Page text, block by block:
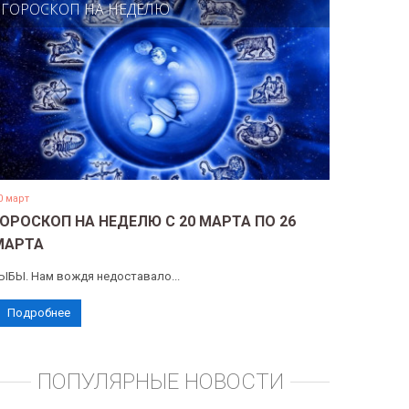
ГОРОСКОП НА НЕДЕЛЮ
март
НА НЕДЕЛЮ С 20 МАРТА ПО 26
Нам вождя недоставало...
Подробнее
ПОПУЛЯРНЫЕ НОВОСТИ